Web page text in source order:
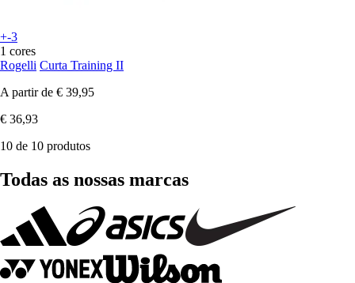
+-3
1 cores
Rogelli Curta Training II
A partir de € 39,95
€ 36,93
10 de 10 produtos
Todas as nossas marcas